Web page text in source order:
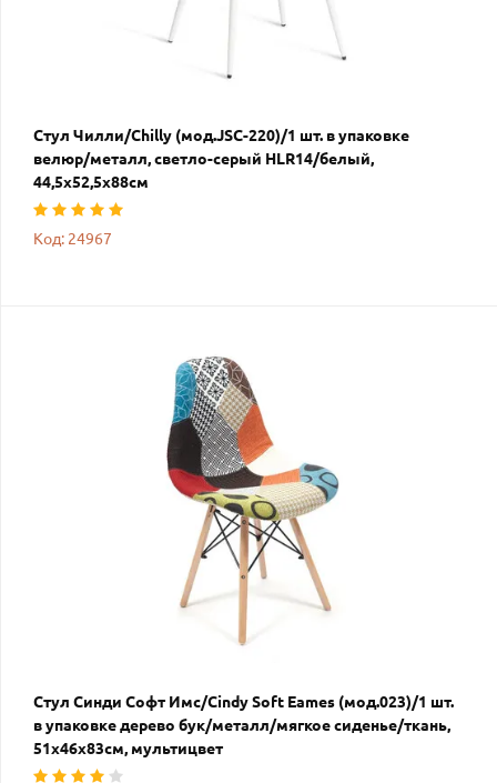
Стул Чилли/Chilly (мод.JSC-220)/1 шт. в упаковке
велюр/металл, светло-серый HLR14/белый,
44,5х52,5х88см
Код: 24967
Стул Синди Софт Имс/Cindy Soft Eames (мод.023)/1 шт.
в упаковке дерево бук/металл/мягкое сиденье/ткань,
51х46х83см, мультицвет